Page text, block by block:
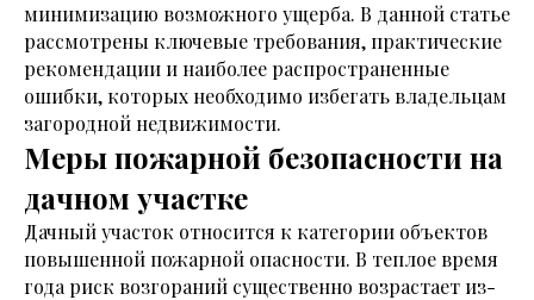
минимизацию возможного ущерба. В данной статье
рассмотрены ключевые требования, практические
рекомендации и наиболее распространенные
ошибки, которых необходимо избегать владельцам
загородной недвижимости.
Меры пожарной безопасности на
дачном участке
Дачный участок относится к категории объектов
повышенной пожарной опасности. В теплое время
года риск возгораний существенно возрастает из-